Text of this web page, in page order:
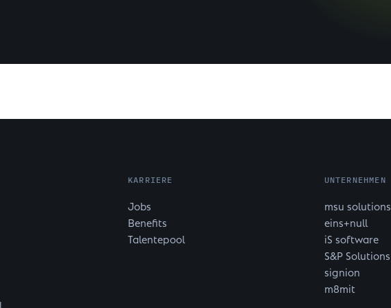
KARRIERE
Jobs
Benefits
Talentepool
UNTERNEHMEN
msu solutions
eins+null
iS software
S&P Solutions
signion
m8mit